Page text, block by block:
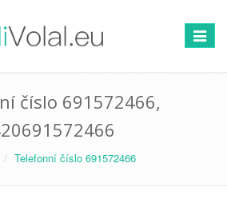
číslo 691572466,
Telefonní číslo 691572466